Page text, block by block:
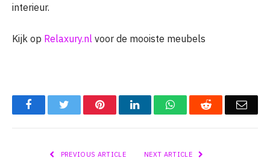
interieur.
Kijk op Relaxury.nl voor de mooiste meubels
FacebookTwitter PinterestLinkedInWhatsAppReddit
PREVIOUS ARTICLE NEXT ARTICLE